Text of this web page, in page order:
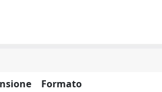
Formato